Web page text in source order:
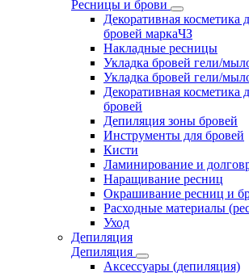
Ресницы и брови
Декоративная косметика
бровей маркаЧЗ
Накладные ресницы
Укладка бровей гели/
Укладка бровей гели/
Декоративная косметика
бровей
Депиляция зоны бровей
Инструменты для бровей
Кисти
Ламинирование и
Наращивание ресниц
Окрашивание ресниц и
Расходные материалы
Уход
Депиляция
Депиляция
Аксессуары (депиляция)